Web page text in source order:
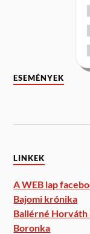
ESEMÉNYEK
LINKEK
A WEB lap
Bajomi krónika
Ballérné Horváth
Boronka